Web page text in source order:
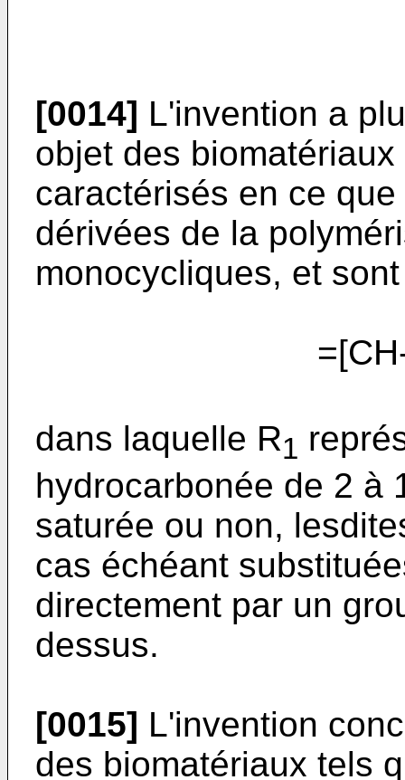
[0014] L'invention a
objet des
caractérisés en ce
dérivées de la
monocycliques, et
=[CH-
dans laquelle R1
hydrocarbonée de 2 à
saturée ou non,
cas échéant
directement par un
dessus.
[0015] L'invention
des biomatériaux tels